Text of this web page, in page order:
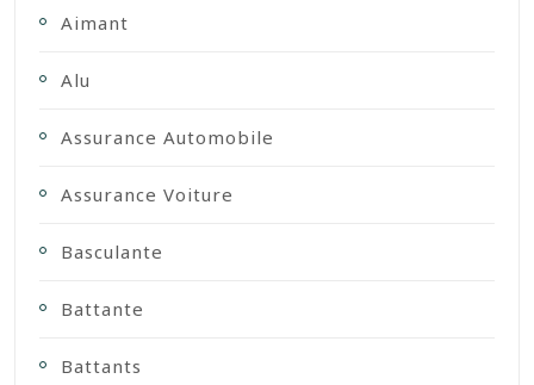
Aimant
Alu
Assurance Automobile
Assurance Voiture
Basculante
Battante
Battants